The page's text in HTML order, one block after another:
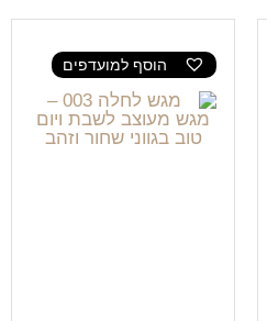
הוסף למועדפים